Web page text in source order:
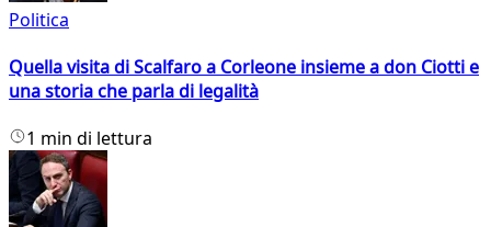
Politica
Quella visita di Scalfaro a Corleone insieme a don Ciotti e
una storia che parla di legalità
1 min di lettura